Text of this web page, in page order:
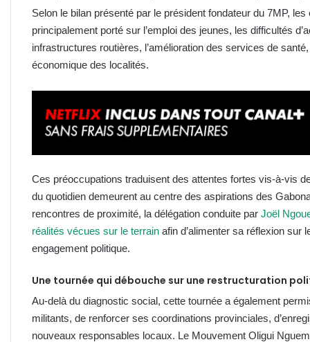
Selon le bilan présenté par le président fondateur du 7MP,
principalement porté sur l’emploi des jeunes, les difficultés
infrastructures routières, l’amélioration des services de
économique des localités.
Ces préoccupations traduisent des attentes fortes vis-à-vis
du quotidien demeurent au centre des aspirations des
rencontres de proximité, la délégation conduite par Joël
réalités vécues sur le terrain afin d’alimenter sa réflexion sur
engagement politique.
Une tournée qui débouche sur une restructuration
Au-delà du diagnostic social, cette tournée a également
militants, de renforcer ses coordinations provinciales,
nouveaux responsables locaux. Le Mouvement Oligui